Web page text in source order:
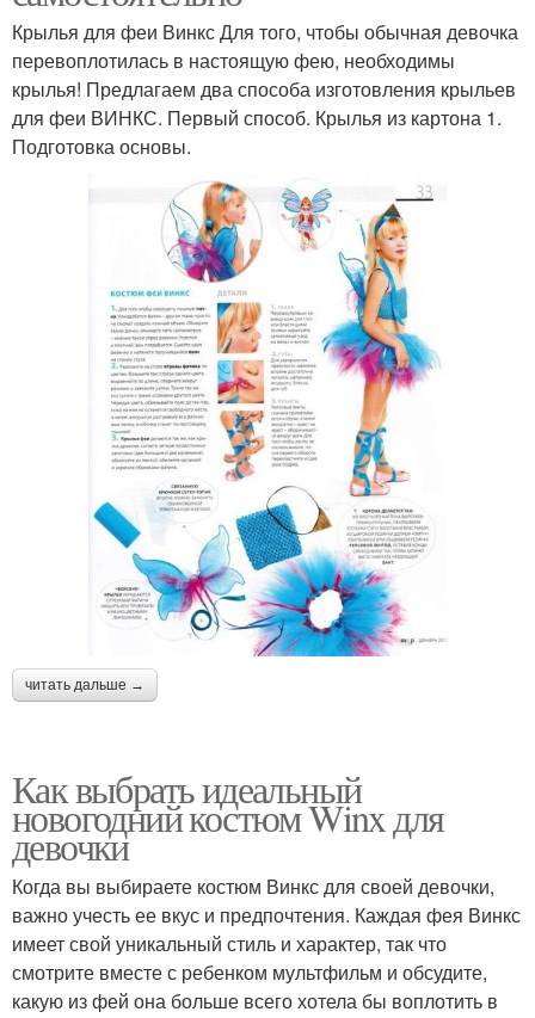
Крылья для феи Винкс Для того, чтобы обычная девочка
перевоплотилась в настоящую фею, необходимы
крылья! Предлагаем два способа изготовления крыльев
для феи ВИНКС. Первый способ. Крылья из картона 1.
Подготовка основы.
читать дальше →
Как выбрать идеальный
новогодний костюм Winx для
девочки
Когда вы выбираете костюм Винкс для своей девочки,
важно учесть ее вкус и предпочтения. Каждая фея Винкс
имеет свой уникальный стиль и характер, так что
смотрите вместе с ребенком мультфильм и обсудите,
какую из фей она больше всего хотела бы воплотить в